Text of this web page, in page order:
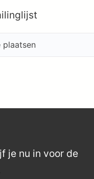
je nu in voor de